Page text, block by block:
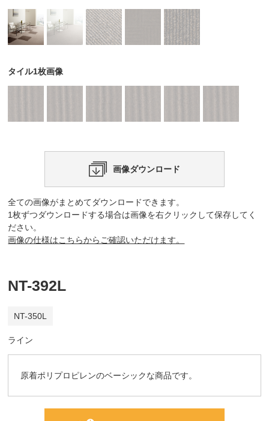
タイル1枚画像
画像ダウンロード
全ての画像がまとめてダウンロードできます。
1枚ずつダウンロードする場合は画像を右クリックして保存してく
ださい。
画像の仕様はこちらからご確認いただけます。
NT-392L
NT-350L
ライン
原着ポリプロピレンのベーシックな商品です。